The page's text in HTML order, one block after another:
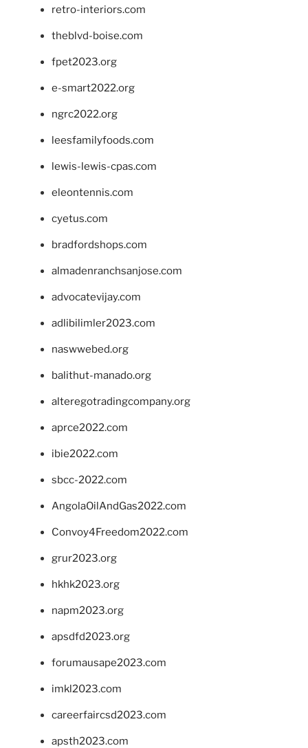
retro-interiors.com
theblvd-boise.com
fpet2023.org
e-smart2022.org
ngrc2022.org
leesfamilyfoods.com
lewis-lewis-cpas.com
eleontennis.com
cyetus.com
bradfordshops.com
almadenranchsanjose.com
advocatevijay.com
adlibilimler2023.com
naswwebed.org
balithut-manado.org
alteregotradingcompany.org
aprce2022.com
ibie2022.com
sbcc-2022.com
AngolaOilAndGas2022.com
Convoy4Freedom2022.com
grur2023.org
hkhk2023.org
napm2023.org
apsdfd2023.org
forumausape2023.com
imkl2023.com
careerfaircsd2023.com
apsth2023.com